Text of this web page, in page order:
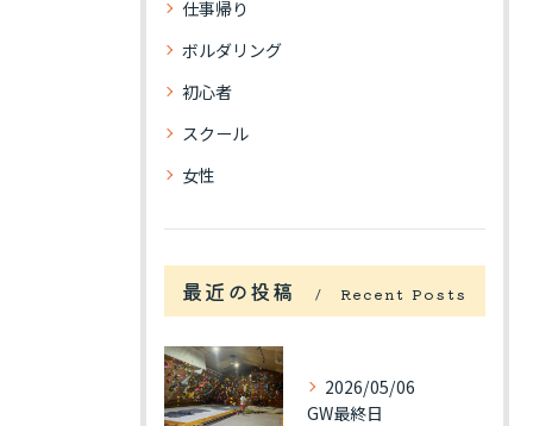
仕事帰り
ボルダリング
初心者
スクール
女性
最近の投稿 Recent Posts
2026/05/06
GW最終日